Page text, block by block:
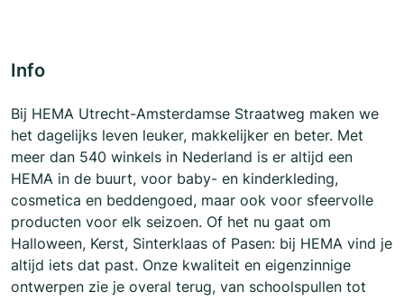
Info
Bij HEMA Utrecht-Amsterdamse Straatweg maken we
het dagelijks leven leuker, makkelijker en beter. Met
meer dan 540 winkels in Nederland is er altijd een
HEMA in de buurt, voor baby- en kinderkleding,
cosmetica en beddengoed, maar ook voor sfeervolle
producten voor elk seizoen. Of het nu gaat om
Halloween, Kerst, Sinterklaas of Pasen: bij HEMA vind je
altijd iets dat past. Onze kwaliteit en eigenzinnige
ontwerpen zie je overal terug, van schoolspullen tot